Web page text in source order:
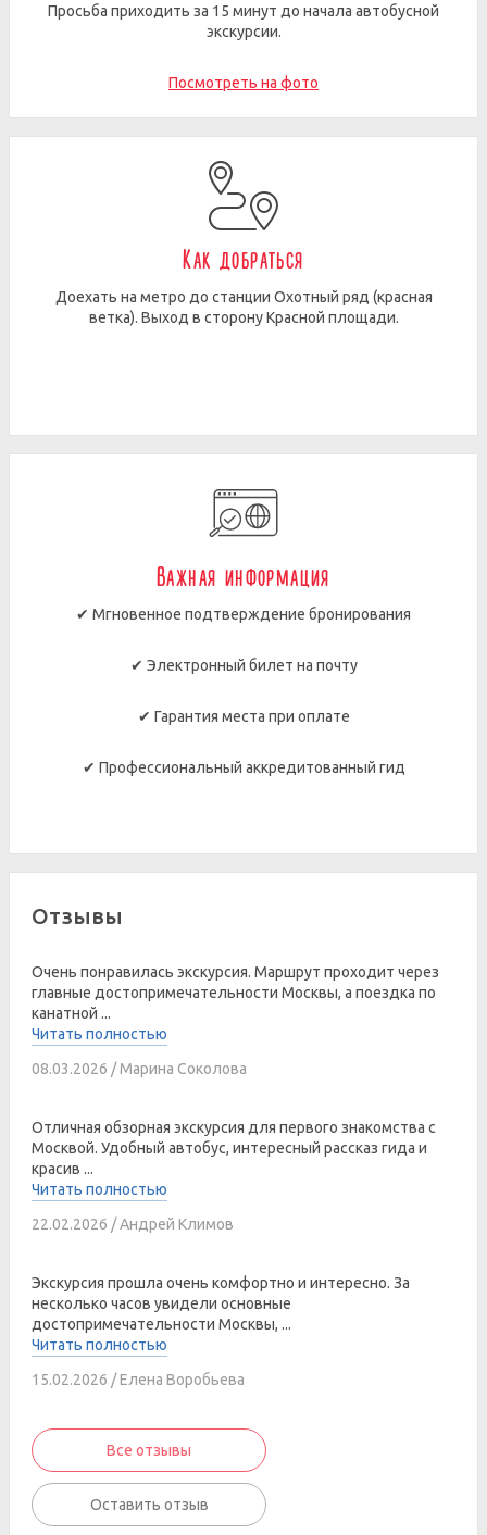
Просьба приходить за 15 минут до начала автобусной
экскурсии.
Посмотреть на фото
Как добраться
Доехать на метро до станции Охотный ряд (красная
ветка). Выход в сторону Красной площади.
Важная информация
✔ Мгновенное подтверждение бронирования
✔ Электронный билет на почту
✔ Гарантия места при оплате
✔ Профессиональный аккредитованный гид
Отзывы
Очень понравилась экскурсия. Маршрут проходит через
главные достопримечательности Москвы, а поездка по
канатной ...
Читать полностью
08.03.2026 / Марина Соколова
Отличная обзорная экскурсия для первого знакомства с
Москвой. Удобный автобус, интересный рассказ гида и
красив ...
Читать полностью
22.02.2026 / Андрей Климов
Экскурсия прошла очень комфортно и интересно. За
несколько часов увидели основные
достопримечательности Москвы, ...
Читать полностью
15.02.2026 / Елена Воробьева
Все отзывы
Оставить отзыв